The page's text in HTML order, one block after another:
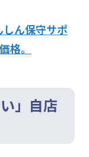
ん保守サポ
格。
」自店